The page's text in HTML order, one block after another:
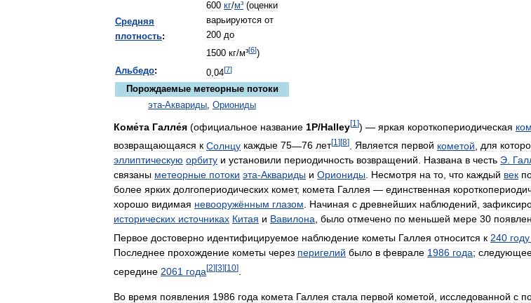
Средняя
плотность:
600 кг/м³ (оценки
варьируются от
200 до
1500 кг/м³[6])
Альбедо: 0,04[7]
Порождаемые метеорные потоки
эта-Аквариды, Ориониды
Коме́та Галле́я (официальное название 1P/Halley[1 ]) — яркая короткопериодическая
возвращающаяся к Солнцу каждые 75—76 лет[1 ][8] Является первой кометой для
эллиптическую орбиту и установили периодичность возвращений. Названа в честь Э.
связаны метеорные потоки эта-Аквариды и Ориониды. Несмотря на то, что каждый век
более ярких долгопериодических комет, комета Галлея — единственная
хорошо видимая невооружённым глазом. Начиная с древнейших наблюдений,
исторических источниках Китая и Вавилона, было отмечено по меньшей мере 30
Первое достоверно идентифицируемое наблюдение кометы Галлея относится к 240 году
Последнее прохождение кометы через перигелий было в феврале 1986 года;
середине 2061 года[2][3][10]
Во время появления 1986 года комета Галлея стала первой кометой исследованной с